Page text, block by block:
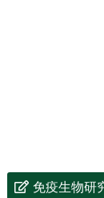
免疫生物研